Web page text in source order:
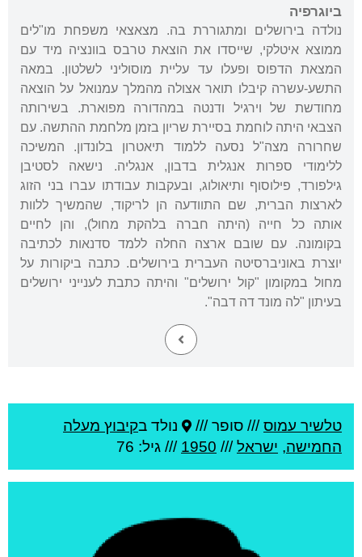
ביוגרפיה
נולדה בירושלים ומתגוררת בה. מצאצאי משפחת מו"לים
ממוצא איטלקי, שייסדו את הוצאת טרבס בוונציה מיד עם
המצאת הדפוס ופעלו עד עליית מוסוליני לשלטון. במאה
התשע-עשרה קיבלו תואר אצולה מהמלך עמנואל על הוצאה
מחודשת של וירגיל ודנטה במהדורה מפוארת. בשירותה
הצבאי היתה לוחמת בסיירת שריון בזמן מלחמת ההתשה. עם
שחרורה מצה"ל נסעה ללמוד תיאטרון בלונדון. המשיכה
ללימודי ספרות אנגלית בדבון, אנגליה. נישאה לסטיבן
גילפורד, פילוסוף ותיאולוג, ובעקבות עבודתו עברו בני הזוג
לארצות הברית, שם התוודעה הן לריקוד, שהמשיך ללוות
אותה כל חייה (היתה חברה בלהקת מחול), והן לחיים
בקומונה. עם שובם ארצה החלה ללמד סדנאות לכתיבה
יוצרת באוניברסיטה העברית בירושלים. כתבה ביקורות על
מחול במקומון "קול ירושלים" והיתה כתבת לענייני ירושלים
בעיתון "לה מונד דה דבה".
טלשיר עמוס/// סופר /// נולד בקיבוץ מעלה
החמישה, ישראל///
1950 /// גיל: 76